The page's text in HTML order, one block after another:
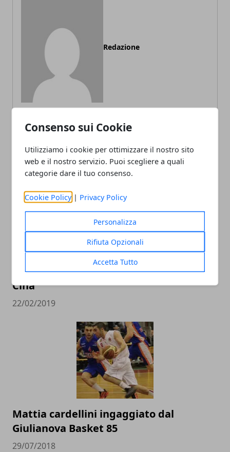
Consenso sui Cookie
Utilizziamo i cookie per ottimizzare il nostro sito
web e il nostro servizio. Puoi scegliere a quali
categorie dare il tuo consenso.
Cookie Policy | Privacy Policy
Personalizza
Rifiuta Opzionali
Accetta Tutto
Redazione
L’Italbasket contro Ungheria e Lituania
alla conquista del pass per i Mondiali in
Cina
22/02/2019
Mattia cardellini ingaggiato dal
Giulianova Basket 85
29/07/2018